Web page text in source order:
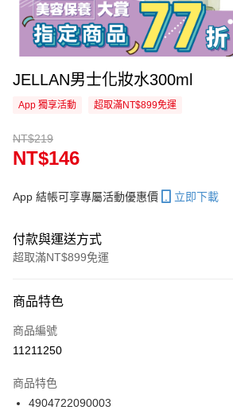
JELLAN男士化妝水300ml
App 獨享活動 超取滿NT$899免運
NT$219
NT$146
App 結帳可享專屬活動優惠價 立即下載
付款與運送方式
超取滿NT$899免運
信用卡一次付款
信用卡分期付款
合作金庫商業銀行
華南商業銀行
商品特色
商品編號
11211250
商品特色
4904722090003